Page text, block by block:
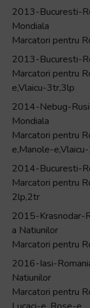
2013-Bucuresti-
Mondiala
Marcatori pentru
2013-Bucuresti-
Marcatori pentru
e,Vlaicu-3tr,3lp
2014-Nebug-
Mondiala
Marcatori pentru
e,Manole-
2014-Bucuresti-
Marcatori pentru
2lp,2tr
2015-Krasnodar-
a Natiunilor
Marcatori pentru
2016-Iasi-
Natiunilor
Marcatori pentru